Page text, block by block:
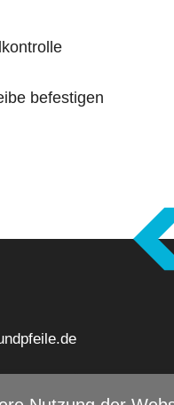
befestigen